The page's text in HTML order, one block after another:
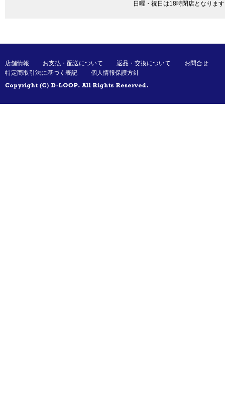
日曜・祝日は18時閉店となりま
店舗情報 お支払・配送について 返品・交換について
お問合せ
特定商取引法に基づく表記
個人情報保護方針